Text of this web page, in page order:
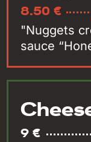
8.50 €
"Nuggets
sauce
9 €